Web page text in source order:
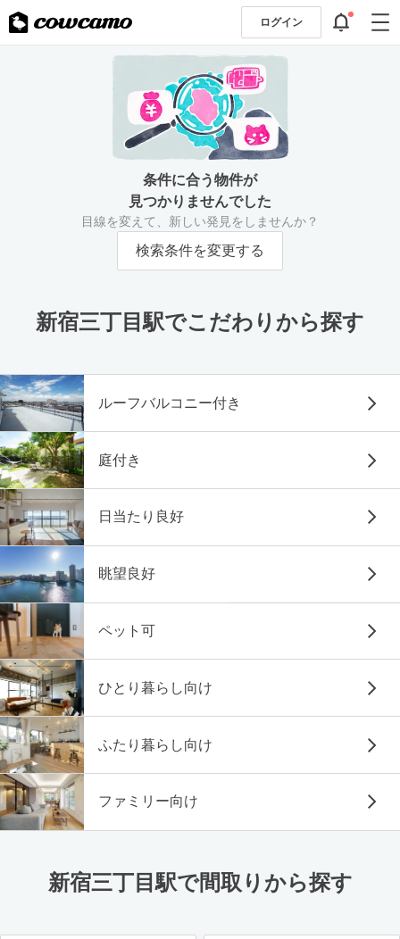
ログイン
条件に合う物件が
見つかりませんでした
目線を変えて、新しい発見をしませんか？
検索条件を変更する
新宿三丁目駅でこだわりから探す
ルーフバルコニー付き
庭付き
日当たり良好
眺望良好
ペット可
ひとり暮らし向け
ふたり暮らし向け
ファミリー向け
新宿三丁目駅で間取りから探す